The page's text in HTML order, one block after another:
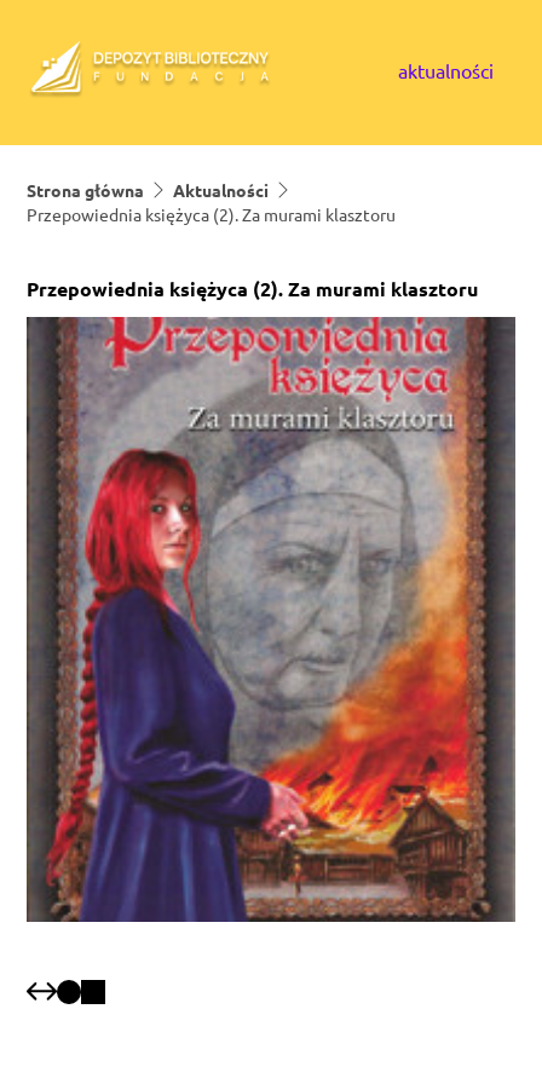
aktualności
Strona główna
Aktualności
Przepowiednia księżyca (2). Za murami klasztoru
Przepowiednia księżyca (2). Za murami klasztoru